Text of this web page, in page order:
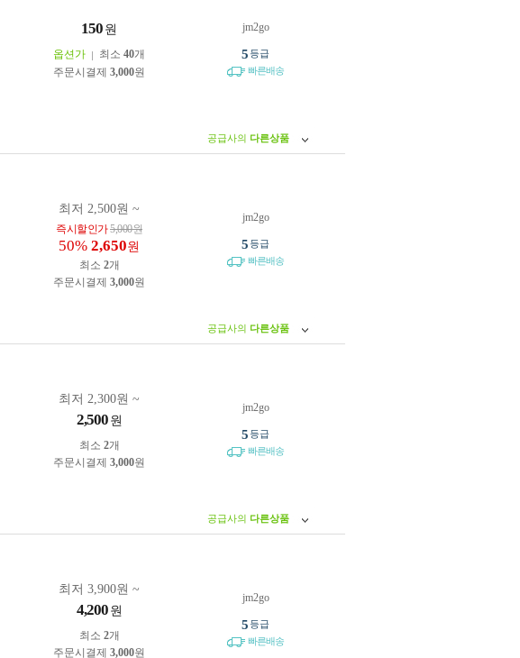
150 원
옵션가 최소 40개
주문시결제 3,000원
jm2go
5등급
빠른배송
공급사의 다른상품
최저 2,500원 ~
즉시할인가5,000원
50% 2,650원
최소 2개
주문시결제 3,000원
jm2go
5등급
빠른배송
공급사의 다른상품
최저 2,300원 ~
2,500 원
최소 2개
주문시결제 3,000원
jm2go
5등급
빠른배송
공급사의 다른상품
최저 3,900원 ~
4,200 원
최소 2개
주문시결제 3,000원
jm2go
5등급
빠른배송